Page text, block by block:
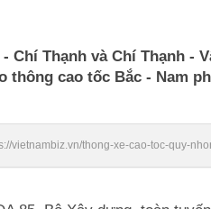
Chí Thạnh và Chí Thạnh -
cao tốc Bắc - Nam
vietnambiz.vn/thong-xe-cao-toc-quy-